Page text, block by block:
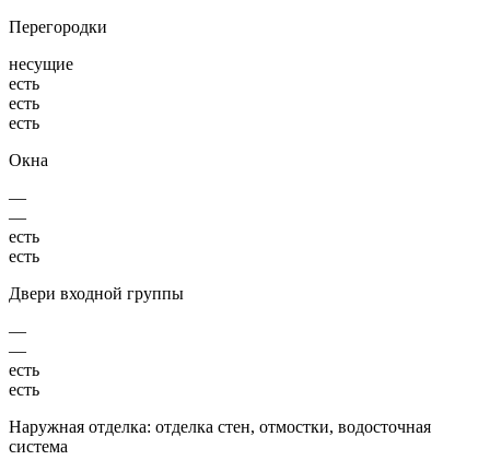
Перегородки
несущие
есть
есть
есть
Окна
—
—
есть
есть
Двери входной группы
—
—
есть
есть
Наружная отделка: отделка стен, отмостки, водосточная
система